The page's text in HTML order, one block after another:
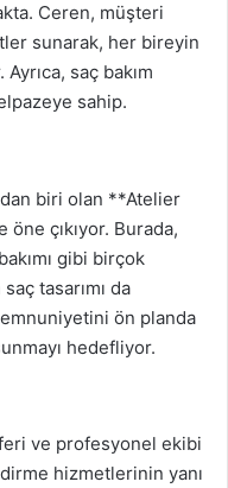
Ceren, müşteri
sunarak, her bireyin
saç bakım
sahip.
biri olan **Atelier
çıkıyor. Burada,
gibi birçok
tasarımı da
ön planda
hedefliyor.
ve profesyonel ekibi
hizmetlerinin yanı